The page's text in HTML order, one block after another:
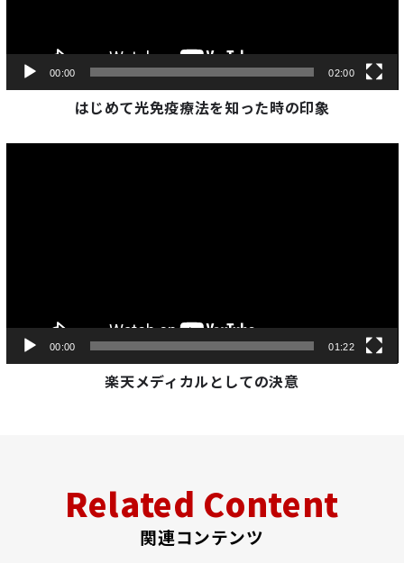
00:00 02:00
はじめて光免疫療法を知った時の印象
00:00 01:22
楽天メディカルとしての決意
Related Content
関連コンテンツ